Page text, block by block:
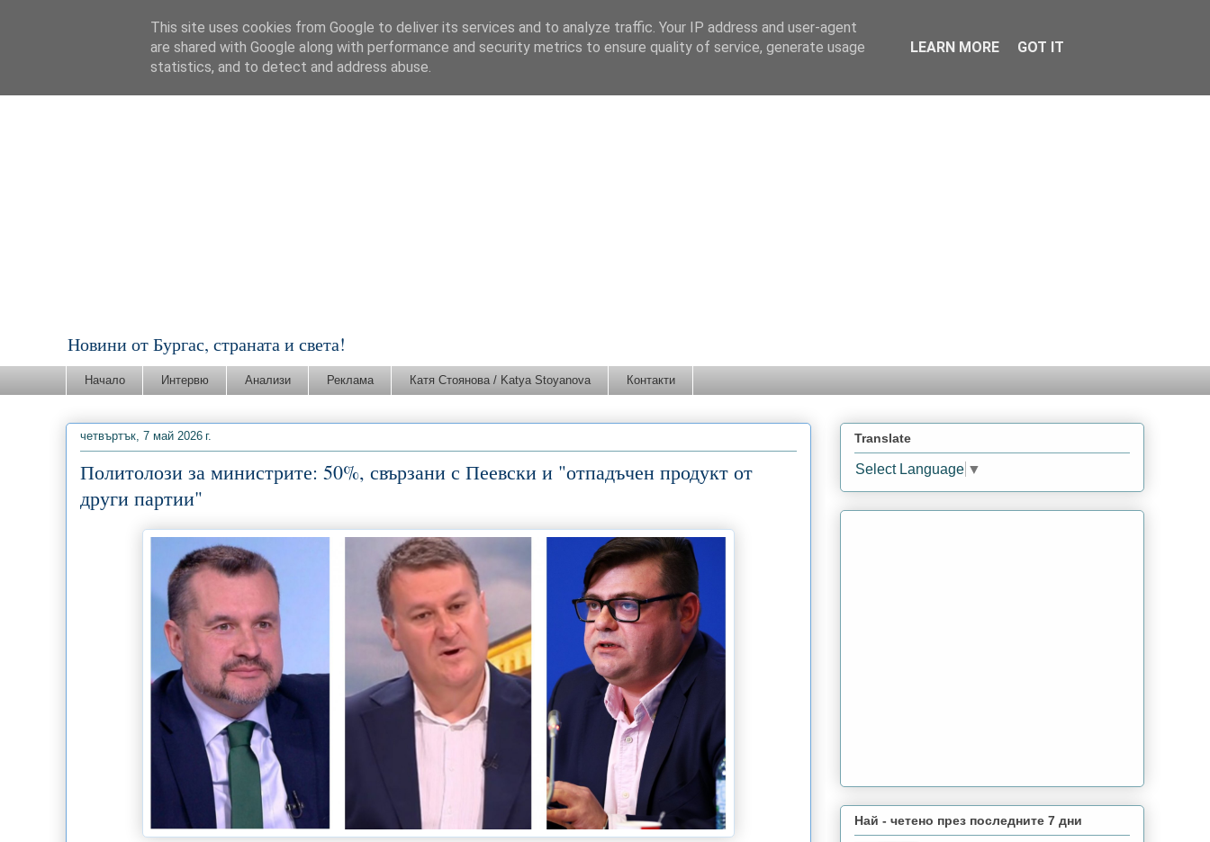
Новини от Бургас, страната и света!
Начало Интервю Анализи Реклама Катя Стоянова / Katya Stoyanova Контакти
четвъртък, 7 май 2026 г.
Политолози за министрите: 50%, свързани с Пеевски и "отпадъчен продукт от
други партии"
Translate
Select Language ▼
Най - четено през последните 7 дни
This site uses cookies from Google to deliver its services and to analyze traffic. Your IP address and user-agent
are shared with Google along with performance and security metrics to ensure quality of service, generate usage
statistics, and to detect and address abuse.
LEARN MORE GOT IT